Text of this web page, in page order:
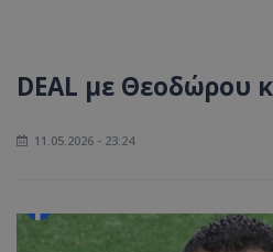
DEAL με Θεοδώρου
11.05.2026 - 23:24